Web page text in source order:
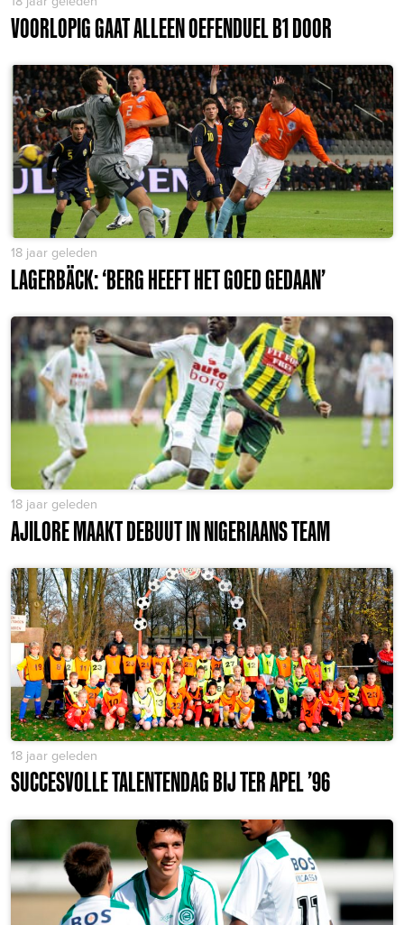
VOORLOPIG GAAT ALLEEN OEFENDUEL B1 DOOR
18 jaar geleden
LAGERBÄCK: ‘BERG HEEFT HET GOED GEDAAN’
18 jaar geleden
AJILORE MAAKT DEBUUT IN NIGERIAANS TEAM
18 jaar geleden
SUCCESVOLLE TALENTENDAG BIJ TER APEL ’96